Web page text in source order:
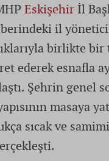
Eskişehir İl
il
birlikte bir
ederek esnafla
Şehrin genel
masaya
sıcak ve